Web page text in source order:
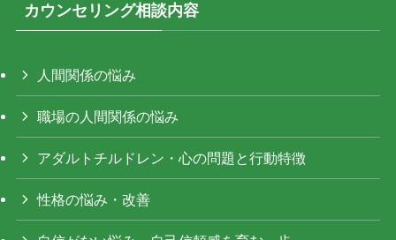
カウンセリング相談内容
人間関係の悩み
職場の人間関係の悩み
アダルトチルドレン・心の問題と行動特徴
性格の悩み・改善